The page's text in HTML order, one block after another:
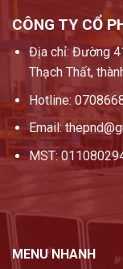
CÔNG TY CỔ
Địa chỉ: Đường
Thạch Thất,
Hotline:
Email:
MST:
MENU NHANH